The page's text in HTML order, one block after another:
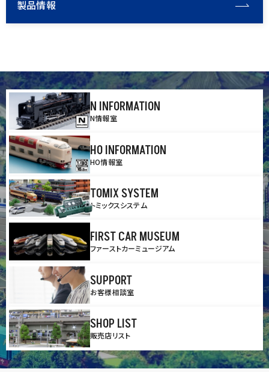
製品情報
N INFORMATION
N情報室
HO INFORMATION
HO情報室
TOMIX SYSTEM
トミックスシステム
FIRST CAR MUSEUM
ファーストカーミュージアム
SUPPORT
お客様相談室
SHOP LIST
販売店リスト